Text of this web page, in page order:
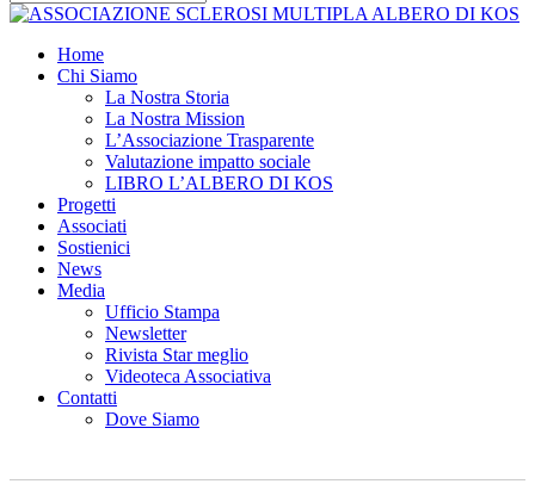
Home
Chi Siamo
La Nostra Storia
La Nostra Mission
L’Associazione Trasparente
Valutazione impatto sociale
LIBRO L’ALBERO DI KOS
Progetti
Associati
Sostienici
News
Media
Ufficio Stampa
Newsletter
Rivista Star meglio
Videoteca Associativa
Contatti
Dove Siamo